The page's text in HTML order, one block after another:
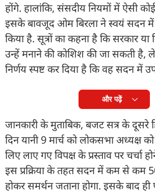
होंगे. हालांकि, संसदीय नियमों में ऐसी
इसके बावजूद ओम बिरला ने स्वयं सदन
किया है. सूत्रों का कहना है कि सरकार
उन्हें मनाने की कोशिश की जा सकती है,
निर्णय स्पष्ट कर दिया है कि वह सदन में
और पढ़ें
जानकारी के मुताबिक, बजट सत्र के दूसरे
दिन यानी 9 मार्च को लोकसभा अध्यक्ष
लिए लाए गए विपक्ष के प्रस्ताव पर चर्चा
इस प्रक्रिया के तहत सदन में कम से कम
होकर समर्थन जताना होगा. इसके बाद ही